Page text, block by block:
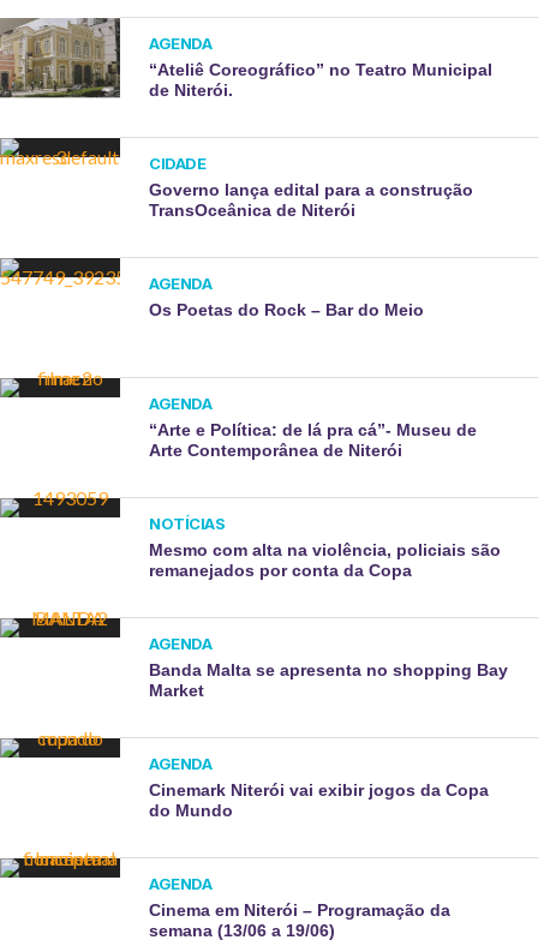
AGENDA
“Ateliê Coreográfico” no Teatro Municipal
de Niterói.
CIDADE
Governo lança edital para a construção
TransOceânica de Niterói
AGENDA
Os Poetas do Rock – Bar do Meio
AGENDA
“Arte e Política: de lá pra cá”- Museu de
Arte Contemporânea de Niterói
NOTÍCIAS
Mesmo com alta na violência, policiais são
remanejados por conta da Copa
AGENDA
Banda Malta se apresenta no shopping Bay
Market
AGENDA
Cinemark Niterói vai exibir jogos da Copa
do Mundo
AGENDA
Cinema em Niterói – Programação da
semana (13/06 a 19/06)